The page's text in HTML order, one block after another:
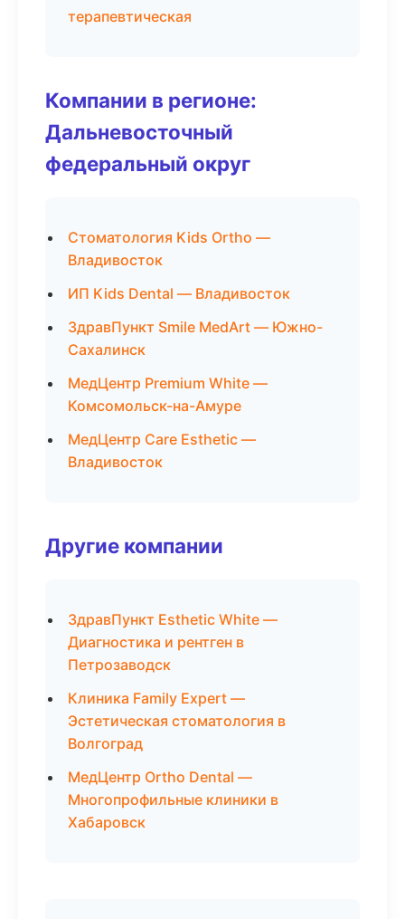
терапевтическая
Компании в регионе:
Дальневосточный
федеральный округ
Стоматология Kids Ortho —
Владивосток
ИП Kids Dental — Владивосток
ЗдравПункт Smile MedArt — Южно-
Сахалинск
МедЦентр Premium White —
Комсомольск-на-Амуре
МедЦентр Care Esthetic —
Владивосток
Другие компании
ЗдравПункт Esthetic White —
Диагностика и рентген в
Петрозаводск
Клиника Family Expert —
Эстетическая стоматология в
Волгоград
МедЦентр Ortho Dental —
Многопрофильные клиники в
Хабаровск